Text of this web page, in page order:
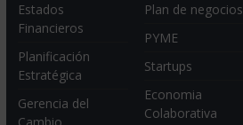
Estados
Financieros
Planificación
Estratégica
Gerencia del
Plan de negocios
PYME
Startups
Economia
Colaborativa